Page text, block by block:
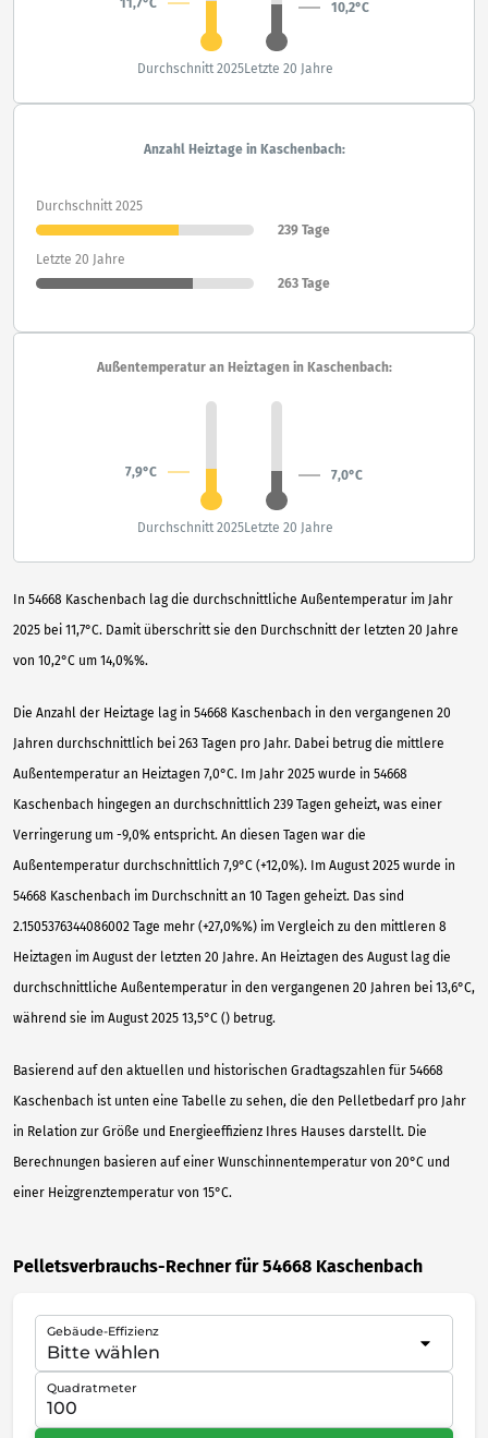
In 54668 Kaschenbach lag die durchschnittliche Außentemperatur im Jahr
2025 bei 11,7°C. Damit überschritt sie den Durchschnitt der letzten 20 Jahre
von 10,2°C um 14,0%%.
Die Anzahl der Heiztage lag in 54668 Kaschenbach in den vergangenen 20
Jahren durchschnittlich bei 263 Tagen pro Jahr. Dabei betrug die mittlere
Außentemperatur an Heiztagen 7,0°C. Im Jahr 2025 wurde in 54668
Kaschenbach hingegen an durchschnittlich 239 Tagen geheizt, was einer
Verringerung um -9,0% entspricht. An diesen Tagen war die
Außentemperatur durchschnittlich 7,9°C (+12,0%). Im August 2025 wurde in
54668 Kaschenbach im Durchschnitt an 10 Tagen geheizt. Das sind
2.1505376344086002 Tage mehr (+27,0%%) im Vergleich zu den mittleren 8
Heiztagen im August der letzten 20 Jahre. An Heiztagen des August lag die
durchschnittliche Außentemperatur in den vergangenen 20 Jahren bei 13,6°C,
während sie im August 2025 13,5°C () betrug.
Basierend auf den aktuellen und historischen Gradtagszahlen für 54668
Kaschenbach ist unten eine Tabelle zu sehen, die den Pelletbedarf pro Jahr
in Relation zur Größe und Energieeffizienz Ihres Hauses darstellt. Die
Berechnungen basieren auf einer Wunschinnentemperatur von 20°C und
einer Heizgrenztemperatur von 15°C.
11,7°C 10,2°C
Durchschnitt 2025Letzte 20 Jahre
Anzahl Heiztage in Kaschenbach:
Durchschnitt 2025
239 Tage
Letzte 20 Jahre
263 Tage
Außentemperatur an Heiztagen in Kaschenbach:
7,9°C 7,0°C
Durchschnitt 2025Letzte 20 Jahre
Pelletsverbrauchs-Rechner für 54668 Kaschenbach
Gebäude-Effizienz
Quadratmeter